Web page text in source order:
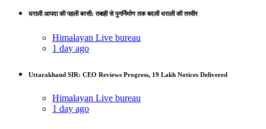
धराली आपदा की पहली बरसी: तबाही से पुनर्निर्माण तक बदली धराली की तस्वीर
Himalayan Live bureau
1 day ago
Uttarakhand SIR: CEO Reviews Progress, 19 Lakh Notices Delivered
Himalayan Live bureau
1 day ago